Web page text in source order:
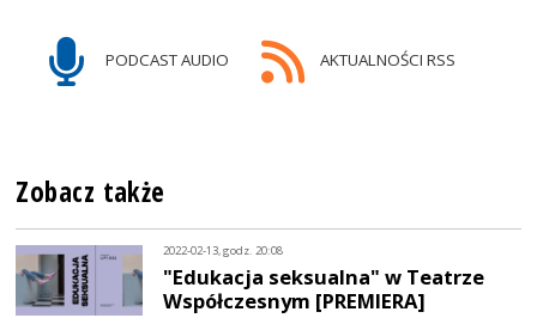
PODCAST AUDIO AKTUALNOŚCI RSS
Zobacz także
2022-02-13, godz. 20:08
"Edukacja seksualna" w Teatrze
Współczesnym [PREMIERA]